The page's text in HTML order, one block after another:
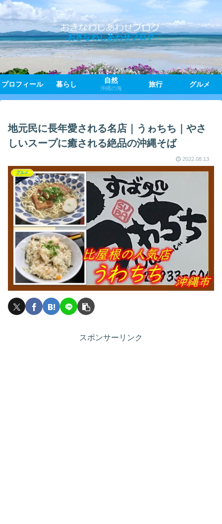
おきなわしあわせブログ
プロフィール 暮らし 自然
沖縄の海
旅行 グルメ
地元民に長年愛される名店｜うゎちち｜やさ
しいスープに癒される絶品の沖縄そば
2022.08.13
グルメ
スポンサーリンク